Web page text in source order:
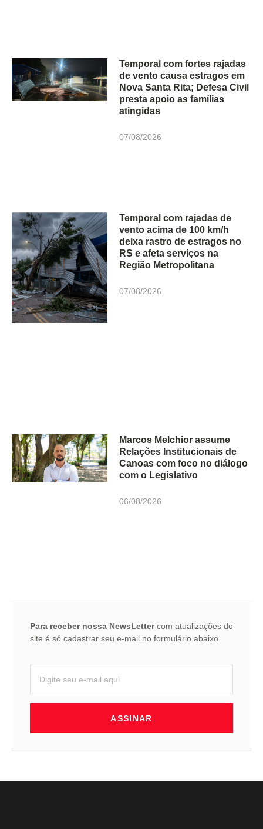
Temporal com fortes rajadas
de vento causa estragos em
Nova Santa Rita; Defesa Civil
presta apoio as famílias
atingidas
07/08/2026
Temporal com rajadas de
vento acima de 100 km/h
deixa rastro de estragos no
RS e afeta serviços na
Região Metropolitana
07/08/2026
Marcos Melchior assume
Relações Institucionais de
Canoas com foco no diálogo
com o Legislativo
06/08/2026
Para receber nossa NewsLettercom atualizações do
site é só cadastrar seu e-mail no formulário abaixo.
ASSINAR